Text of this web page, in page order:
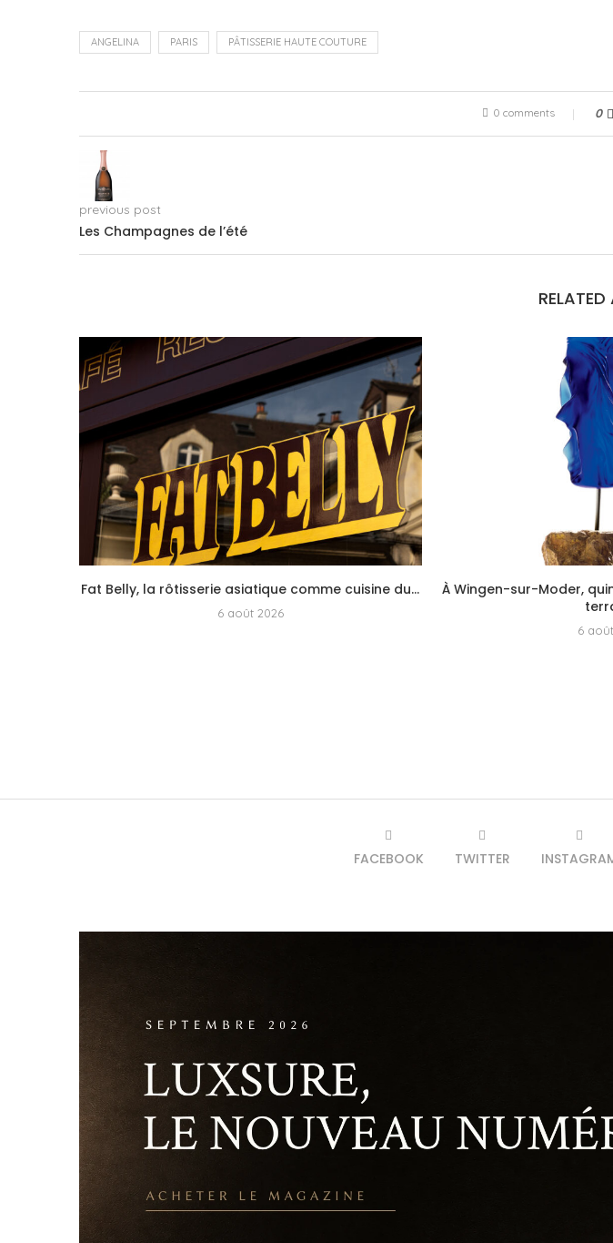
ANGELINA PARIS PÂTISSERIE HAUTE COUTURE
0 comments 0
previous post
Les Champagnes de l’été
RELATED
Fat Belly, la rôtisserie asiatique comme cuisine du...
6 août 2026
À Wingen-sur-Moder,
6
FACEBOOK TWITTER